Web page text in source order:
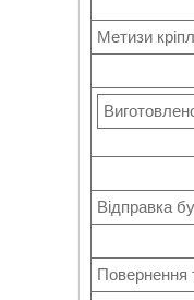
Метизи
Відправка
Повернення